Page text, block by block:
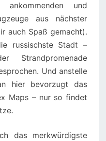
und
aus nächster
auch Spaß gemacht).
russischste Stadt –
Und anstelle
hier bevorzugt das
Maps – nur so findet
das merkwürdigste